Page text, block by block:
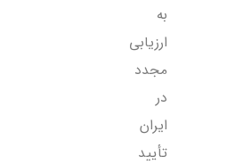
به
ارزیابی
مجدد
در
ایران
تأیید